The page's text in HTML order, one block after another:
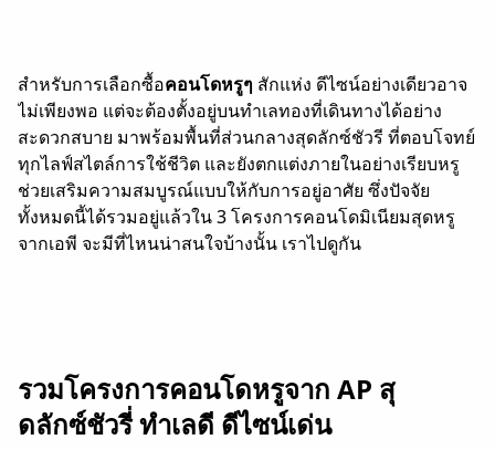
สำหรับการเลือกซื้อคอนโดหรูๆ สักแห่ง ดีไซน์อย่างเดียวอาจ
ไม่เพียงพอ แต่จะต้องตั้งอยู่บนทำเลทองที่เดินทางได้อย่าง
สะดวกสบาย มาพร้อมพื้นที่ส่วนกลางสุดลักซ์ชัวรี ที่ตอบโจทย์
ทุกไลฟ์สไตล์การใช้ชีวิต และยังตกแต่งภายในอย่างเรียบหรู
ช่วยเสริมความสมบูรณ์แบบให้กับการอยู่อาศัย ซึ่งปัจจัย
ทั้งหมดนี้ได้รวมอยู่แล้วใน 3 โครงการคอนโดมิเนียมสุดหรู
จากเอพี จะมีที่ไหนน่าสนใจบ้างนั้น เราไปดูกัน
รวมโครงการคอนโดหรูจาก AP สุ
ดลักซ์ชัวรี่ ทำเลดี ดีไซน์เด่น